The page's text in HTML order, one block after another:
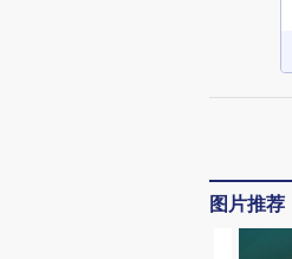
图片推荐